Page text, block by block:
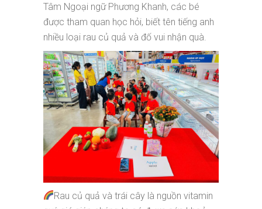
Tâm Ngoại ngữ Phương Khanh, các bé
được tham quan học hỏi, biết tên tiếng anh
nhiều loại rau củ quả và đố vui nhận quà.
Rau củ quả và trái cây là nguồn vitamin